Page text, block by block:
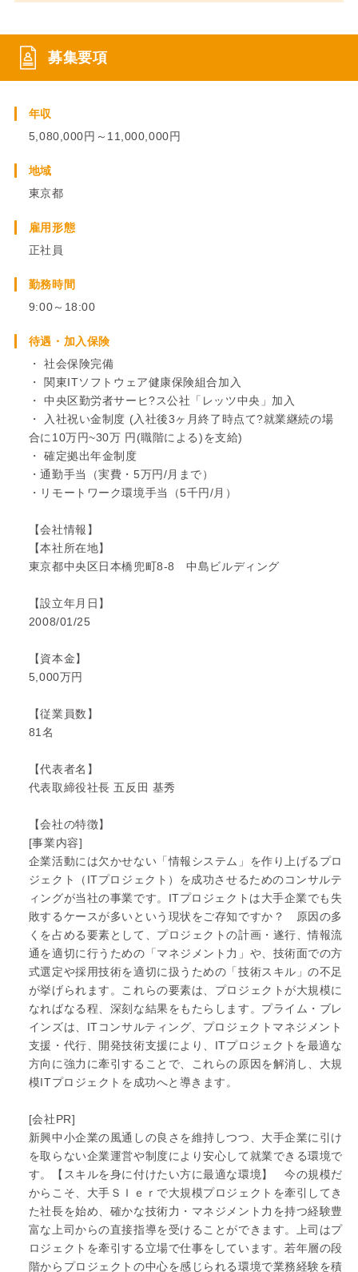
募集要項
年収
5,080,000円～11,000,000円
地域
東京都
雇用形態
正社員
勤務時間
9:00～18:00
待遇・加入保険
・ 社会保険完備
・ 関東ITソフトウェア健康保険組合加入
・ 中央区勤労者サーヒ?ス公社「レッツ中央」加入
・ 入社祝い金制度 (入社後3ヶ月終了時点て?就業継続の場
合に10万円~30万 円(職階による)を支給)
・ 確定拠出年金制度
・通勤手当（実費・5万円/月まで）
・リモートワーク環境手当（5千円/月）
【会社情報】
【本社所在地】
東京都中央区日本橋兜町8-8 中島ビルディング
【設立年月日】
2008/01/25
【資本金】
5,000万円
【従業員数】
81名
【代表者名】
代表取締役社長 五反田 基秀
【会社の特徴】
[事業内容]
企業活動には欠かせない「情報システム」を作り上げるプロ
ジェクト（ITプロジェクト）を成功させるためのコンサルテ
ィングが当社の事業です。ITプロジェクトは大手企業でも失
敗するケースが多いという現状をご存知ですか？ 原因の多
くを占める要素として、プロジェクトの計画・遂行、情報流
通を適切に行うための「マネジメント力」や、技術面での方
式選定や採用技術を適切に扱うための「技術スキル」の不足
が挙げられます。これらの要素は、プロジェクトが大規模に
なればなる程、深刻な結果をもたらします。プライム・ブレ
インズは、ITコンサルティング、プロジェクトマネジメント
支援・代行、開発技術支援により、ITプロジェクトを最適な
方向に強力に牽引することで、これらの原因を解消し、大規
模ITプロジェクトを成功へと導きます。
[会社PR]
新興中小企業の風通しの良さを維持しつつ、大手企業に引け
を取らない企業運営や制度により安心して就業できる環境で
す。【スキルを身に付けたい方に最適な環境】 今の規模だ
からこそ、大手ＳＩｅｒで大規模プロジェクトを牽引してき
た社長を始め、確かな技術力・マネジメント力を持つ経験豊
富な上司からの直接指導を受けることができます。上司はプ
ロジェクトを牽引する立場で仕事をしています。若年層の段
階からプロジェクトの中心を感じられる環境で業務経験を積